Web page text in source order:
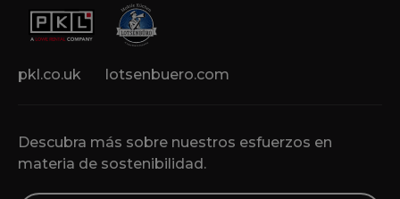
Descubra más sobre nuestros esfuerzos en
materia de sostenibilidad.
pkl.co.uk lotsenbuero.com